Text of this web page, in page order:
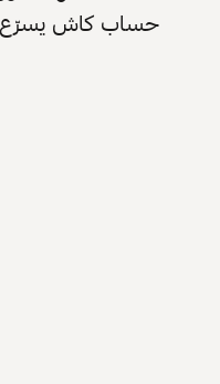
حساب كاش يسرّع